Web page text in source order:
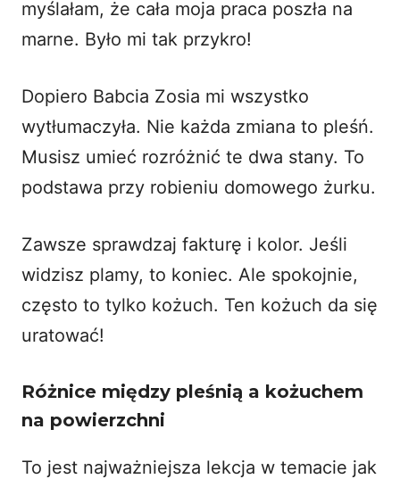
myślałam, że cała moja praca poszła na
marne. Było mi tak przykro!
Dopiero Babcia Zosia mi wszystko
wytłumaczyła. Nie każda zmiana to pleśń.
Musisz umieć rozróżnić te dwa stany. To
podstawa przy robieniu domowego żurku.
Zawsze sprawdzaj fakturę i kolor. Jeśli
widzisz plamy, to koniec. Ale spokojnie,
często to tylko kożuch. Ten kożuch da się
uratować!
Różnice między pleśnią a kożuchem
na powierzchni
To jest najważniejsza lekcja w temacie jak